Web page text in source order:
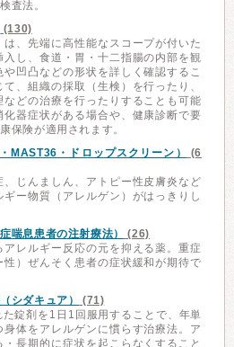
査法。
(130)
、先端に高性能なスコープが付いた
し、食道・胃・十二指腸の内部を観
凹凸などの形状を詳しく確認するこ
、組織の採取（生検）を行ったり、
どの治療を行ったりすることも可能
器症状がある場合や、健康診断で要
保険が適用されます。
MAST36・ドロップスクリーン）
(6
じんましん、アトピー性皮膚炎など
ー物質（アレルゲン）がはっきりし
喘息患者の注射療法）
(26)
レルギー反応の元を抑える薬。重症
）ぜんそく患者の症状緩和が期待で
シダキュア）
(71)
錠剤を1日1回服用することで、年単
体をアレルゲンに慣らす治療法。ア
長期的に症状を起こらなくすること